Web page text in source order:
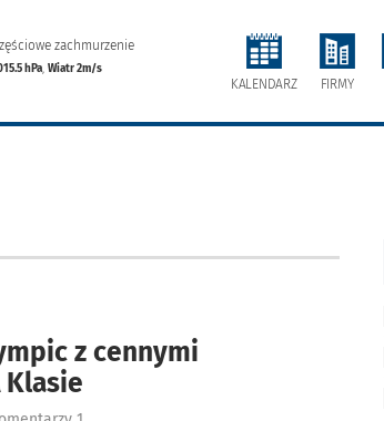
zachmurzenie
hPa,Wiatr 2m/s
KALENDARZ FIRMY
z cennymi
Klasie